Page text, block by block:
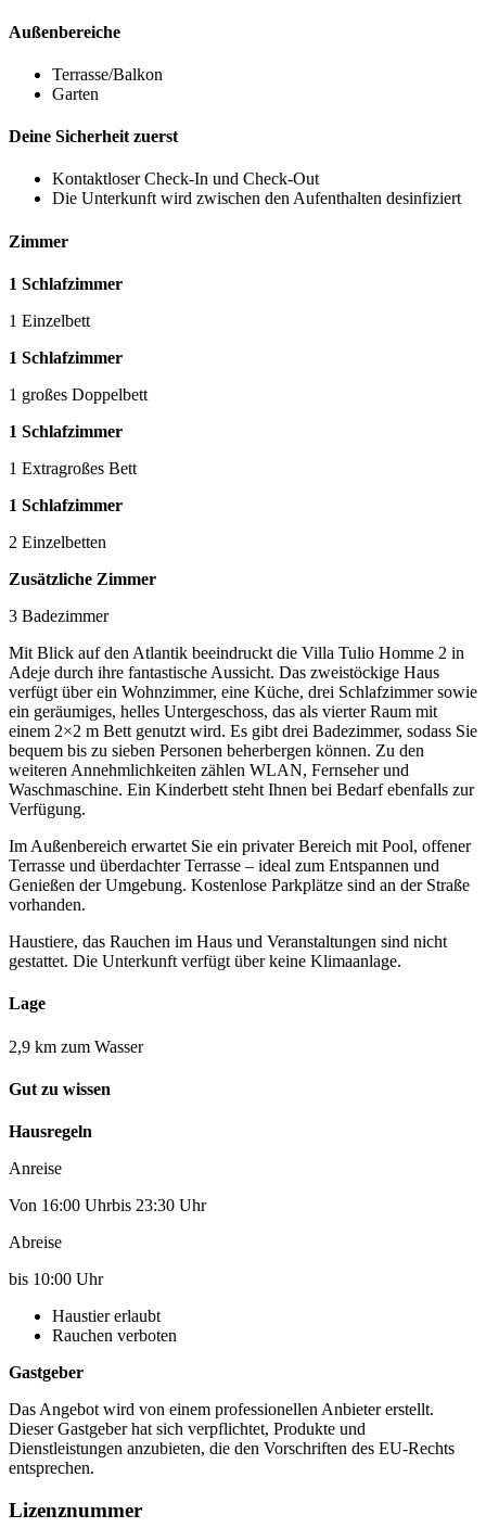
Außenbereiche
Terrasse/Balkon
Garten
Deine Sicherheit zuerst
Kontaktloser Check-In und Check-Out
Die Unterkunft wird zwischen den Aufenthalten desinfiziert
Zimmer
1 Schlafzimmer
1 Einzelbett
1 Schlafzimmer
1 großes Doppelbett
1 Schlafzimmer
1 Extragroßes Bett
1 Schlafzimmer
2 Einzelbetten
Zusätzliche Zimmer
3 Badezimmer
Mit Blick auf den Atlantik beeindruckt die Villa Tulio Homme 2 in
Adeje durch ihre fantastische Aussicht. Das zweistöckige Haus
verfügt über ein Wohnzimmer, eine Küche, drei Schlafzimmer sowie
ein geräumiges, helles Untergeschoss, das als vierter Raum mit
einem 2×2 m Bett genutzt wird. Es gibt drei Badezimmer, sodass Sie
bequem bis zu sieben Personen beherbergen können. Zu den
weiteren Annehmlichkeiten zählen WLAN, Fernseher und
Waschmaschine. Ein Kinderbett steht Ihnen bei Bedarf ebenfalls zur
Verfügung.
Im Außenbereich erwartet Sie ein privater Bereich mit Pool, offener
Terrasse und überdachter Terrasse – ideal zum Entspannen und
Genießen der Umgebung. Kostenlose Parkplätze sind an der Straße
vorhanden.
Haustiere, das Rauchen im Haus und Veranstaltungen sind nicht
gestattet. Die Unterkunft verfügt über keine Klimaanlage.
Lage
2,9 km zum Wasser
Gut zu wissen
Hausregeln
Anreise
Von 16:00 Uhrbis 23:30 Uhr
Abreise
bis 10:00 Uhr
Haustier erlaubt
Rauchen verboten
Gastgeber
Das Angebot wird von einem professionellen Anbieter erstellt.
Dieser Gastgeber hat sich verpflichtet, Produkte und
Dienstleistungen anzubieten, die den Vorschriften des EU-Rechts
entsprechen.
Lizenznummer